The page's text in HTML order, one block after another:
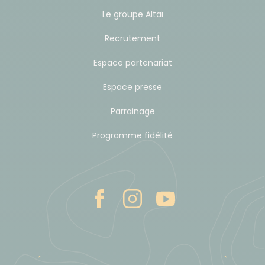
Les transferts routiers sont réalisés en véhicules
privatisés au Ladakh, et parfois en transport
N.B. Delhi est une ville réputée pour ses
embouteillages. Pour gagner du temps et
pourrons prendre le métro ou des tuk-tuks pour
conditions météorologiques souvent
défavorables l'après-midi (survole de la barrière
journée de sécurité à Delhi en fin de voyage.
Le groupe Altaï
Recrutement
Espace partenariat
Espace presse
Parrainage
Programme fidélité